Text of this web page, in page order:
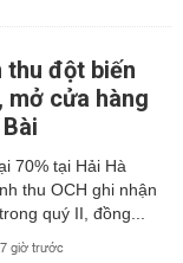
thu đột biến
mở cửa hàng
70% tại Hải Hà
thu OCH ghi nhận
quý II, đồng...
7 giờ trước